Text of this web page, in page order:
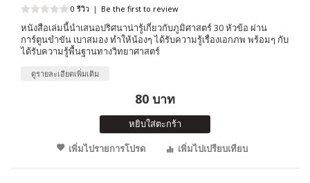
0 รีวิว | Be the first to review
หนังสือเล่มนี้นำเสนอปริศนาน่ารู้เกี่ยวกับภูมิศาสตร์ 30 หัวข้อ ผ่าน
การ์ตูนขำขัน เบาสมอง ทำให้น้องๆ ได้รับความรู้เรื่องเอกภพ พร้อมๆ กับ
ได้รับความรู้พื้นฐานทางวิทยาศาสตร์
ดูรายละเอียดเพิ่มเติม
80 บาท
หยิบใส่ตะกร้า
เพิ่มไปรายการโปรด
เพิ่มไปเปรียบเทียบ